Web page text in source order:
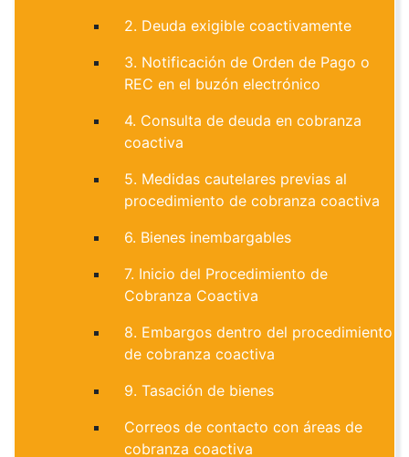
2. Deuda exigible coactivamente
3. Notificación de Orden de Pago o
REC en el buzón electrónico
4. Consulta de deuda en cobranza
coactiva
5. Medidas cautelares previas al
procedimiento de cobranza coactiva
6. Bienes inembargables
7. Inicio del Procedimiento de
Cobranza Coactiva
8. Embargos dentro del procedimiento
de cobranza coactiva
9. Tasación de bienes
Correos de contacto con áreas de
cobranza coactiva